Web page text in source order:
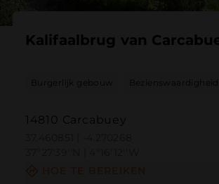
Kalifaalbrug van
Burgerlijk gebouw Bezienswaardigheid
14810 Carcabuey